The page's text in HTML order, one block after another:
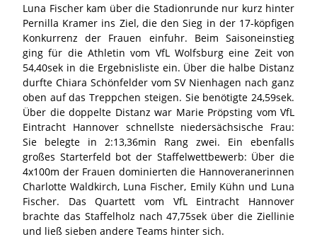
Luna Fischer kam über die Stadionrunde nur kurz hinter
Pernilla Kramer ins Ziel, die den Sieg in der 17-köpfigen
Konkurrenz der Frauen einfuhr. Beim Saisoneinstieg
ging für die Athletin vom VfL Wolfsburg eine Zeit von
54,40sek in die Ergebnisliste ein. Über die halbe Distanz
durfte Chiara Schönfelder vom SV Nienhagen nach ganz
oben auf das Treppchen steigen. Sie benötigte 24,59sek.
Über die doppelte Distanz war Marie Pröpsting vom VfL
Eintracht Hannover schnellste niedersächsische Frau:
Sie belegte in 2:13,36min Rang zwei. Ein ebenfalls
großes Starterfeld bot der Staffelwettbewerb: Über die
4x100m der Frauen dominierten die Hannoveranerinnen
Charlotte Waldkirch, Luna Fischer, Emily Kühn und Luna
Fischer. Das Quartett vom VfL Eintracht Hannover
brachte das Staffelholz nach 47,75sek über die Ziellinie
und ließ sieben andere Teams hinter sich.